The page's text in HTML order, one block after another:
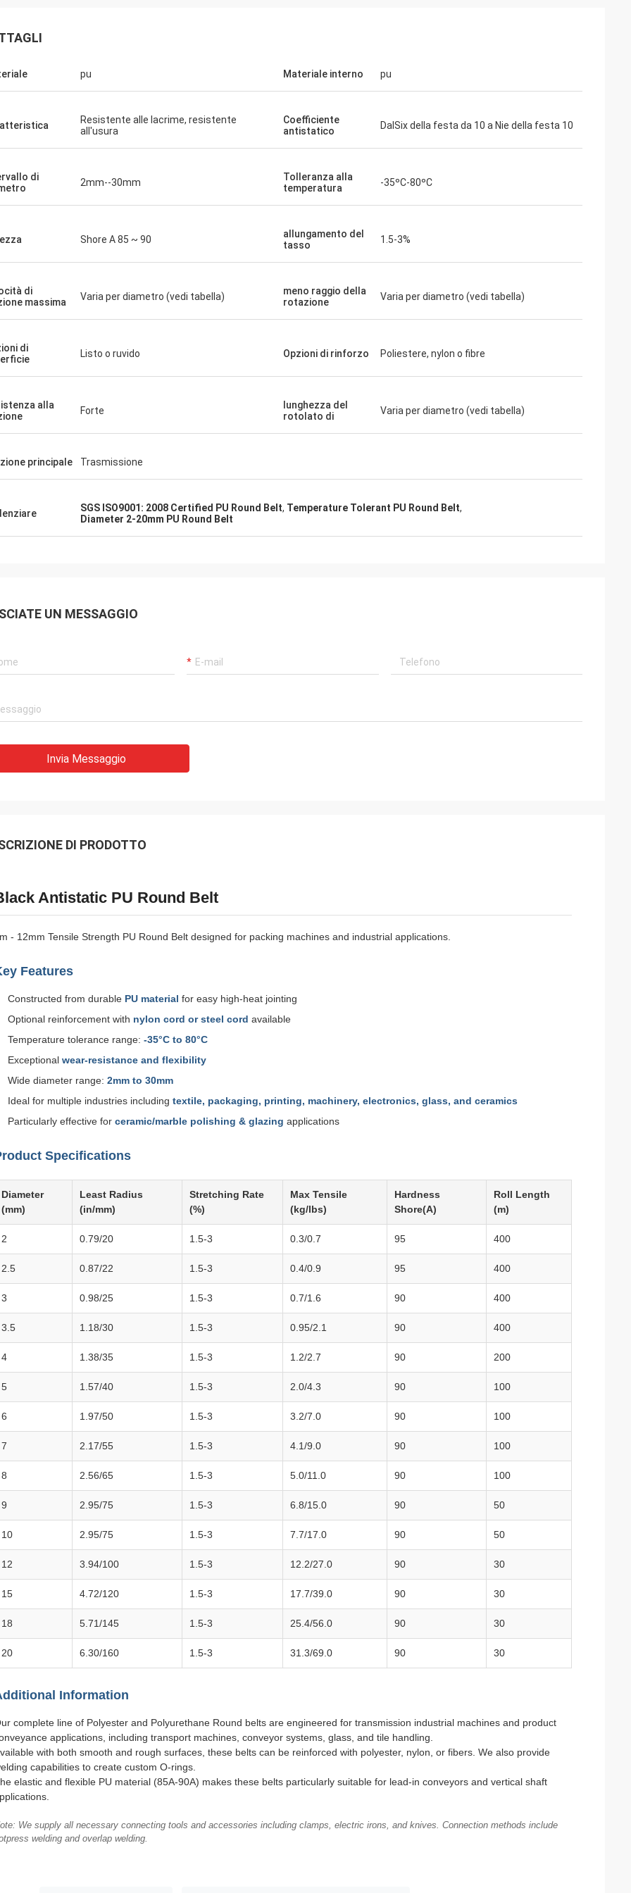
impressionati con la qualità
i vostri prodotti sono molto popolari nei
pu Materiale interno pu
Resistente alle lacrime, resistente
all'usura
Coefficiente
antistatico
DalSix della festa da 10 a Nie della festa 10
di
2mm--30mm
Tolleranza alla
temperatura
-35ºC-80ºC
Shore A 85 ~ 90
allungamento del
tasso
1.5-3%
di
massima
Varia per diametro (vedi tabella)
meno raggio della
rotazione
Varia per diametro (vedi tabella)
di
Listo o ruvido Opzioni di rinforzo Poliestere, nylon o fibre
alla
Forte
lunghezza del
rotolato di
Varia per diametro (vedi tabella)
principale Trasmissione
SGS ISO9001: 2008 Certified PU Round Belt, Temperature Tolerant PU Round Belt,
Diameter 2-20mm PU Round Belt
UN MESSAGGIO
Invia Messaggio
DI PRODOTTO
Antistatic PU Round Belt
- 12mm Tensile Strength PU Round Belt designed for packing machines and industrial applications.
Features
Constructed from durable PU material for easy high-heat jointing
Optional reinforcement with nylon cord or steel cord available
Temperature tolerance range: -35°C to 80°C
Exceptional wear-resistance and flexibility
Wide diameter range: 2mm to 30mm
Ideal for multiple industries including textile, packaging, printing, machinery, electronics, glass, and ceramics
Particularly effective for ceramic/marble polishing & glazing applications
Specifications
Diameter
(mm)
Least Radius
(in/mm)
Stretching Rate
(%)
Max Tensile
(kg/lbs)
Hardness
Shore(A)
Roll Length
(m)
2 0.79/20 1.5-3 0.3/0.7 95 400
2.5 0.87/22 1.5-3 0.4/0.9 95 400
3 0.98/25 1.5-3 0.7/1.6 90 400
3.5 1.18/30 1.5-3 0.95/2.1 90 400
4 1.38/35 1.5-3 1.2/2.7 90 200
5 1.57/40 1.5-3 2.0/4.3 90 100
6 1.97/50 1.5-3 3.2/7.0 90 100
7 2.17/55 1.5-3 4.1/9.0 90 100
8 2.56/65 1.5-3 5.0/11.0 90 100
9 2.95/75 1.5-3 6.8/15.0 90 50
10 2.95/75 1.5-3 7.7/17.0 90 50
12 3.94/100 1.5-3 12.2/27.0 90 30
15 4.72/120 1.5-3 17.7/39.0 90 30
18 5.71/145 1.5-3 25.4/56.0 90 30
20 6.30/160 1.5-3 31.3/69.0 90 30
Information
complete line of Polyester and Polyurethane Round belts are engineered for transmission industrial machines and product
applications, including transport machines, conveyor systems, glass, and tile handling.
with both smooth and rough surfaces, these belts can be reinforced with polyester, nylon, or fibers. We also provide
capabilities to create custom O-rings.
elastic and flexible PU material (85A-90A) makes these belts particularly suitable for lead-in conveyors and vertical shaft
We supply all necessary connecting tools and accessories including clamps, electric irons, and knives. Connection methods include
welding and overlap welding.